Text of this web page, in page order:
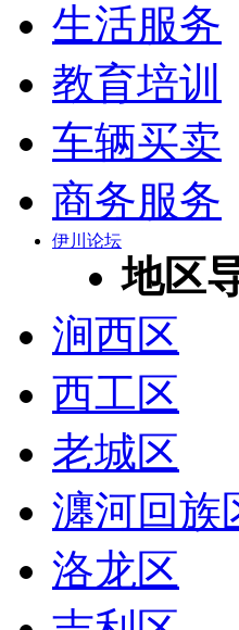
生活服务
教育培训
车辆买卖
商务服务
伊川论坛
地区
涧西区
西工区
老城区
瀍河回族
洛龙区